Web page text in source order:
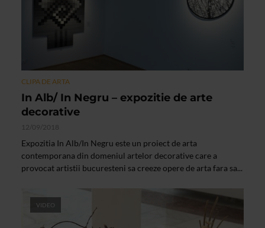
CLIPA DE ARTA
In Alb/ In Negru – expozitie de arte
decorative
12/09/2018
Expozitia In Alb/In Negru este un proiect de arta
contemporana din domeniul artelor decorative care a
provocat artistii bucuresteni sa creeze opere de arta fara sa...
VIDEO